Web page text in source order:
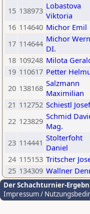
15 138973 Lobastova
Viktoria
16 114640 Michor Emil
17 114644 Michor
DI.
18 109248 Milota
19 110617 Petter
20 138168 Salzmann
Maximilian
21 112752 Schiestl Josef
22 123829 Schmid
Mag.
23 114441 Stolterfoht
Daniel
24 115153 Tritscher
25 134309 Wallner
Der Schachturnier-
Impressum /